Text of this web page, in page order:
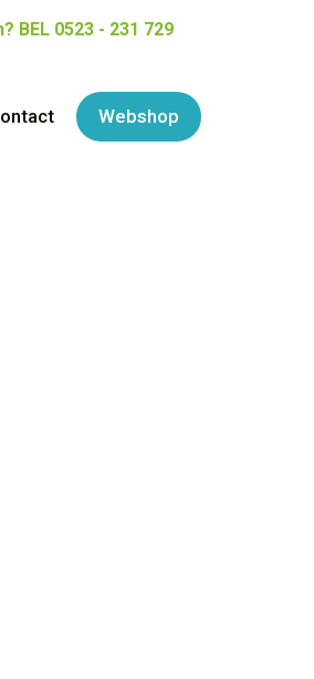
BEL 0523 - 231 729
Webshop